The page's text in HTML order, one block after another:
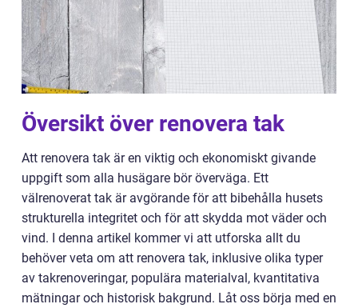
Översikt över renovera tak
Att renovera tak är en viktig och ekonomiskt givande
uppgift som alla husägare bör överväga. Ett
välrenoverat tak är avgörande för att bibehålla husets
strukturella integritet och för att skydda mot väder och
vind. I denna artikel kommer vi att utforska allt du
behöver veta om att renovera tak, inklusive olika typer
av takrenoveringar, populära materialval, kvantitativa
mätningar och historisk bakgrund. Låt oss börja med en